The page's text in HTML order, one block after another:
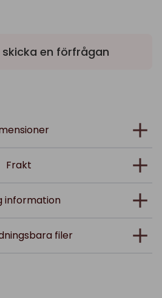
en förfrågan
Frakt
information
filer